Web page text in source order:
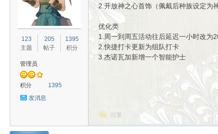
uz!
123
主题
205
帖子
1395
积分
管理员
积分
1395
发消息
2.开放神之心首饰（佩戴后种族设定为
优化类
1.周一到周五活动往后延迟一小时改为
2.快捷打卡更新为组队打卡
3.杰诺瓦加新增一个智能护士
回复